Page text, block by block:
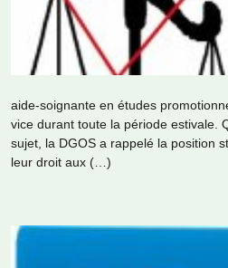
aide-soi­gnante en études
vice durant toute la période esti­vale.
sujet, la DGOS a rap­pelé la posi­tion
leur droit aux (…)